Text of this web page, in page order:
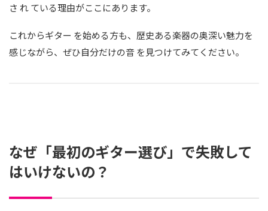
さ れ ている理由がここにあります。
これからギター を始める方も、歴史ある楽器の奥深い魅力を
感じながら、ぜひ自分だけの音 を見つけてみてください。
なぜ「最初のギター選び」で失敗して
はいけないの？